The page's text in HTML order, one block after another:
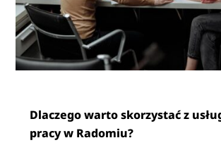
Dlaczego warto skorzystać z
pracy w Radomiu?